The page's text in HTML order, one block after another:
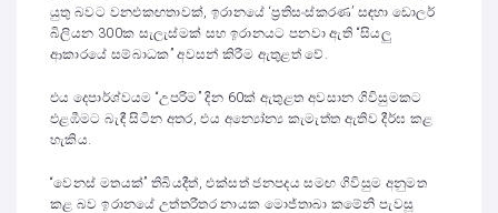
යුතු බවට වනඑකඟතාවක්, ඉරානයේ ‘ප්‍රතිසංස්කරණ’ සඳහා ඩොලර්
බිලියන 300ක සැලැස්මක් සහ ඉරානයට පනවා ඇති “සියලු
ආකාරයේ සම්බාධක” අවසන් කිරීම ඇතුළත් වේ.
එය දෙපාර්ශ්වයම “උපරිම” දින 60ක් ඇතුළත අවසාන ගිවිසුමකට
එළඹීමට බැඳී සිටින අතර, එය අන්‍යෝන්‍ය කැමැත්ත ඇතිව දීර්ඝ කළ
හැකිය.
“වෙනස් මතයක්” තිබියදීත්, එක්සත් ජනපදය සමඟ ගිවිසුම අනුමත
කළ බව ඉරානයේ උත්තරීතර නායක මොජ්තාබා කමේනි පැවසූ